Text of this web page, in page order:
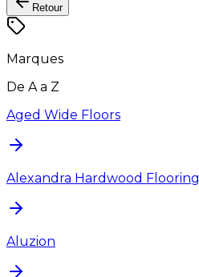
Retour
Marques
De A a Z
Aged Wide Floors
Alexandra Hardwood Flooring
Aluzion